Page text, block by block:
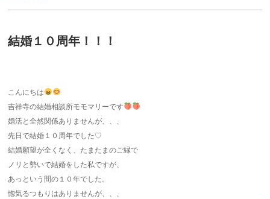
結婚１０周年！！！
こんにちは
吉祥寺の結婚相談所モモマリーです
婚活と全然関係ありませんが、、、
先日で結婚１０周年でした♡
結婚願望が全くなく、たまたまのご縁で
ノリと勢いで結婚をした私ですが、
あっという間の１０年でした。
惚気るつもりはありませんが、、、